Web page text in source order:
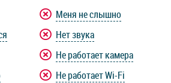
Меня не слышно
Нет звука
Не работает камера
Не работает Wi-Fi